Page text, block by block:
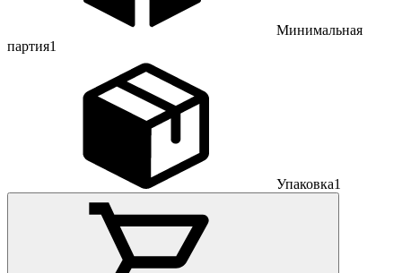
Минимальная
партия1
Упаковка1